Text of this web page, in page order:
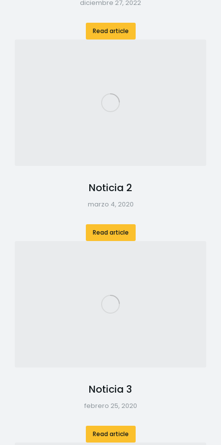
diciembre 27, 2022
Read article
Noticia 2
marzo 4, 2020
Read article
Noticia 3
febrero 25, 2020
Read article